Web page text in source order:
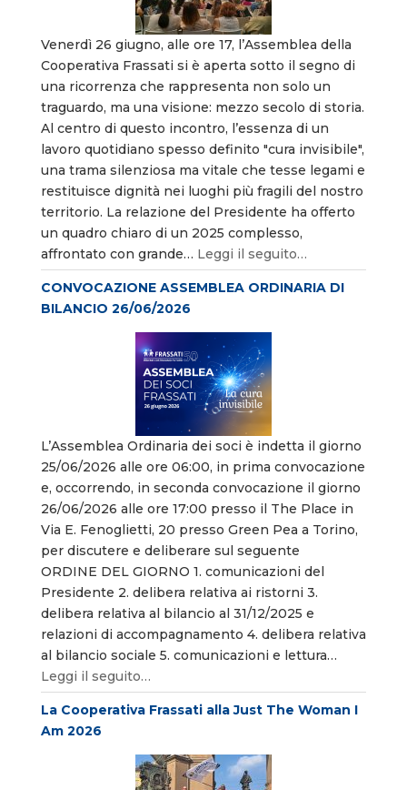
Venerdì 26 giugno, alle ore 17, l’Assemblea della
Cooperativa Frassati si è aperta sotto il segno di
una ricorrenza che rappresenta non solo un
traguardo, ma una visione: mezzo secolo di storia.
Al centro di questo incontro, l’essenza di un
lavoro quotidiano spesso definito "cura invisibile",
una trama silenziosa ma vitale che tesse legami e
restituisce dignità nei luoghi più fragili del nostro
territorio. La relazione del Presidente ha offerto
un quadro chiaro di un 2025 complesso,
affrontato con grande… Leggi il seguito…
CONVOCAZIONE ASSEMBLEA ORDINARIA DI
BILANCIO 26/06/2026
L’Assemblea Ordinaria dei soci è indetta il giorno
25/06/2026 alle ore 06:00, in prima convocazione
e, occorrendo, in seconda convocazione il giorno
26/06/2026 alle ore 17:00 presso il The Place in
Via E. Fenoglietti, 20 presso Green Pea a Torino,
per discutere e deliberare sul seguente
ORDINE DEL GIORNO 1. comunicazioni del
Presidente 2. delibera relativa ai ristorni 3.
delibera relativa al bilancio al 31/12/2025 e
relazioni di accompagnamento 4. delibera relativa
al bilancio sociale 5. comunicazioni e lettura…
Leggi il seguito…
La Cooperativa Frassati alla Just The Woman I
Am 2026